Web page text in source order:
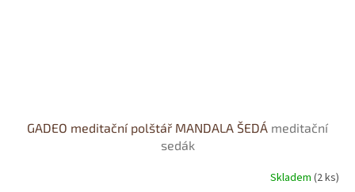
GADEO meditační polštář MANDALA ŠEDÁ meditační
sedák
Skladem(2 ks)